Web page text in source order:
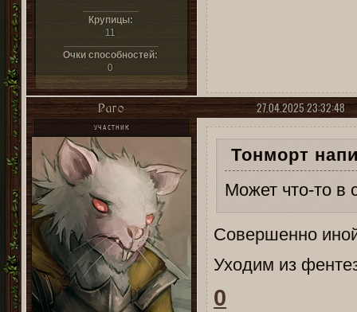
Крупицы:
11
Очки способностей:
0
27.04.2025 23:32:48
Раго
УЧАСТНИК
Тонморт
Может что-то в
Совершенно
Уходим из
0